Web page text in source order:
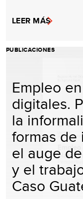
LEER MÁS
PUBLICACIONES
Empleo
digitales.
la
formas de
el auge
y el
Caso